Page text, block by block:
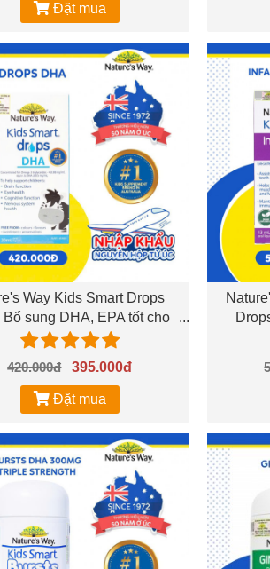
Đặt mua
Way Kids Smart Drops
Bổ sung DHA, EPA tốt cho
bộ, mắt và hệ thần kinh
420.000đ395.000đ
Đặt mua